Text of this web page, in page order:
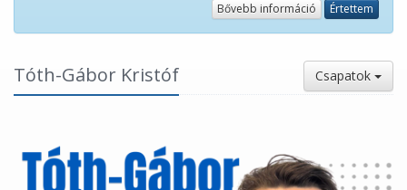
Bővebb információ Értettem
Tóth-Gábor Kristóf Csapatok